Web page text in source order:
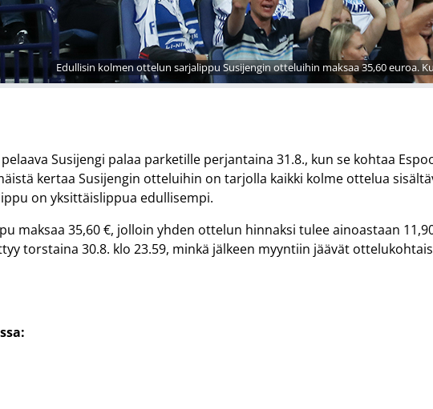
Edullisin kolmen ottelun sarjalippu Susijengin otteluihin maksaa 35,60 euroa.
Susijengi palaa parketille perjantaina 31.8., kun se kohtaa
kertaa Susijengin otteluihin on tarjolla kaikki kolme ottelua
on yksittäislippua edullisempi.
maksaa 35,60 €, jolloin yhden ottelun hinnaksi tulee ainoastaan
torstaina 30.8. klo 23.59, minkä jälkeen myyntiin jäävät